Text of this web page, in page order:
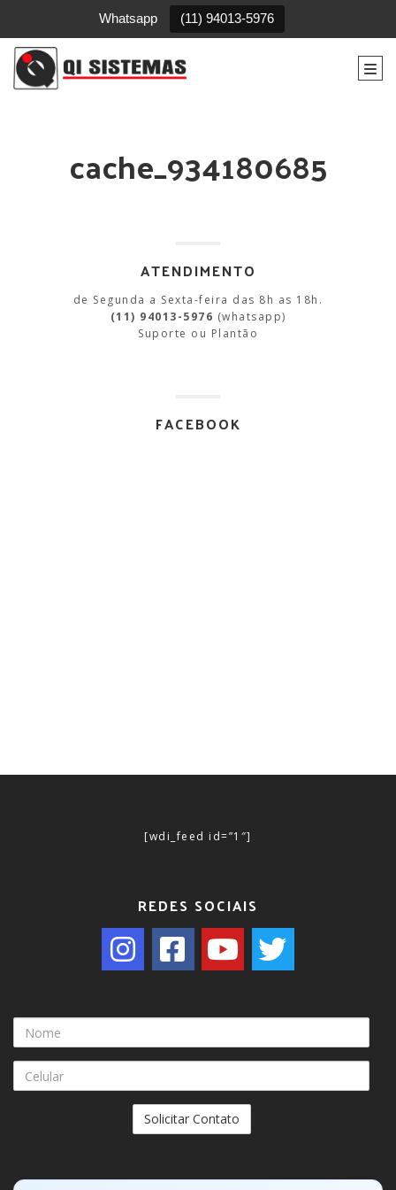
Whatsapp (11) 94013-5976
cache_934180685
ATENDIMENTO
de Segunda a Sexta-feira das 8h as 18h.
(11) 94013-5976 (whatsapp)
Suporte ou Plantão
FACEBOOK
[wdi_feed id=”1″]
REDES SOCIAIS